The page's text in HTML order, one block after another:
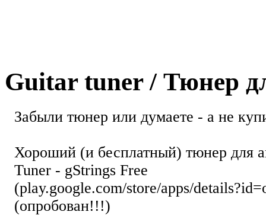
Guitar tuner / Тюнер
Забыли тюнер или думаете - а не
Хороший (и бесплатный) тюнер для
Tuner - gStrings Free
(play.google.com/store/apps/
(опробован!!!)